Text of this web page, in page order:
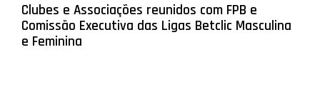
Clubes e Associações reunidos com FPB e
Comissão Executiva das Ligas Betclic Masculina
e Feminina